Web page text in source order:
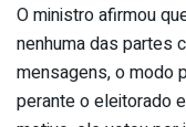
O ministro afirmou
nenhuma das partes
mensagens, o modo
perante o eleitorado